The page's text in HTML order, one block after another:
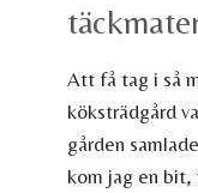
Att få tag i så
köksträdgård
gården
kom jag en bit,